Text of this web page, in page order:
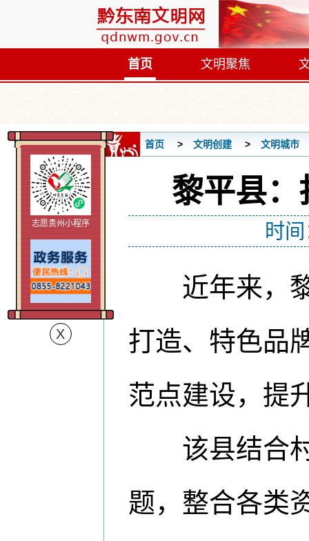
首页 文明聚焦
首页 文明创建 文明城市
黎平县：
时
近年来，黎
打造、特色品
范点建设，提
该县结合村(
题，整合各类
志愿贵州小程序